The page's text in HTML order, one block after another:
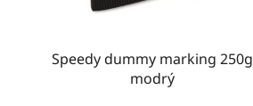
Speedy dummy marking 250g
modrý